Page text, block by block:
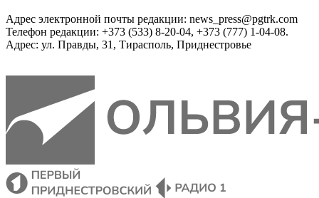
Адрес электронной почты редакции: news_press@pgtrk.com
Телефон редакции: +373 (533) 8-20-04, +373 (777) 1-04-08.
Адрес: ул. Правды, 31, Тирасполь, Приднестровье